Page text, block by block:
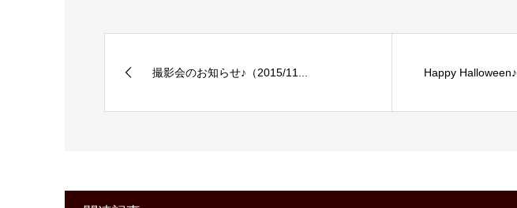
撮影会のお知らせ♪（2015/11... Happy Halloween♪